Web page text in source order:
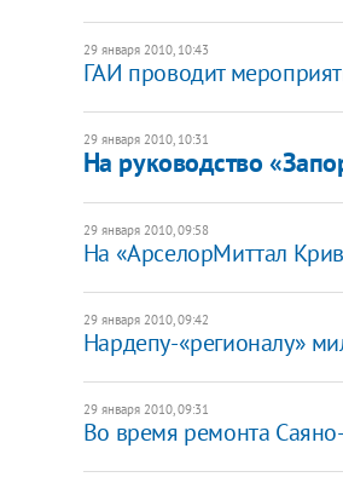
29 января 2010, 10:43
ГАИ проводит
29 января 2010, 10:31
На руководство
29 января 2010, 09:58
На «АрселорМиттал
29 января 2010, 09:42
Нардепу-«регионалу»
29 января 2010, 09:31
Во время ремонта